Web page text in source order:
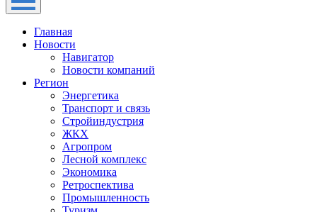
Главная
Новости
Навигатор
Новости компаний
Регион
Энергетика
Транспорт и связь
Стройиндустрия
ЖКХ
Агропром
Лесной комплекс
Экономика
Ретроспектива
Промышленность